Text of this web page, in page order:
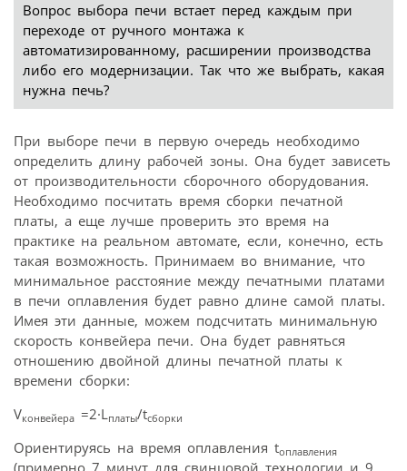
Вопрос выбора печи встает перед каждым при
переходе от ручного монтажа к
автоматизированному, расширении производства
либо его модернизации. Так что же выбрать, какая
нужна печь?
При выборе печи в первую очередь необходимо
определить длину рабочей зоны. Она будет зависеть
от производительности сборочного оборудования.
Необходимо посчитать время сборки печатной
платы, а еще лучше проверить это время на
практике на реальном автомате, если, конечно, есть
такая возможность. Принимаем во внимание, что
минимальное расстояние между печатными платами
в печи оплавления будет равно длине самой платы.
Имея эти данные, можем подсчитать минимальную
скорость конвейера печи. Она будет равняться
отношению двойной длины печатной платы к
времени сборки:
Vконвейера =2·Lплаты/tсборки
Ориентируясь на время оплавления tоплавления